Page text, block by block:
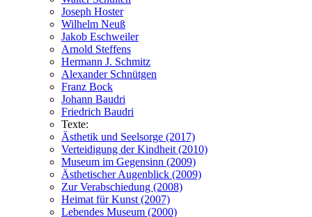
Joseph Hoster
Wilhelm Neuß
Jakob Eschweiler
Arnold Steffens
Hermann J. Schmitz
Alexander Schnütgen
Franz Bock
Johann Baudri
Friedrich Baudri
Texte:
Ästhetik und Seelsorge (2017)
Verteidigung der Kindheit (2010)
Museum im Gegensinn (2009)
Ästhetischer Augenblick (2009)
Zur Verabschiedung (2008)
Heimat für Kunst (2007)
Lebendes Museum (2000)